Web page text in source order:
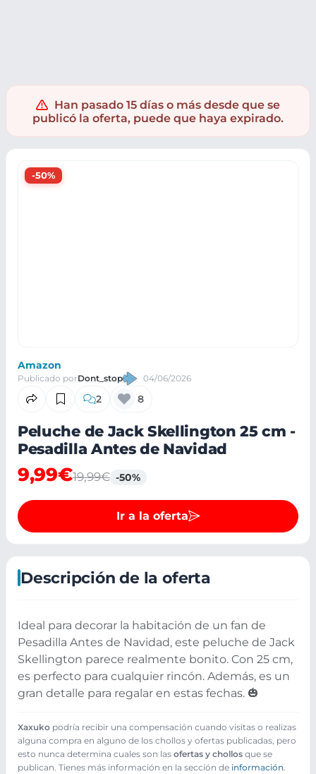
Han pasado 15 días o más desde que se
publicó la oferta, puede que haya expirado.
-50%
Amazon
Publicado porDont_stop 04/06/2026
2 8
Peluche de Jack Skellington 25 cm -
Pesadilla Antes de Navidad
9,99€19,99€ -50%
Ir a la oferta
Descripción de la oferta
Ideal para decorar la habitación de un fan de
Pesadilla Antes de Navidad, este peluche de Jack
Skellington parece realmente bonito. Con 25 cm,
es perfecto para cualquier rincón. Además, es un
gran detalle para regalar en estas fechas. 🎃
Xaxuko podría recibir una compensación cuando visitas o realizas
alguna compra en alguno de los chollos y ofertas publicadas, pero
esto nunca determina cuales son las ofertas y chollos que se
publican. Tienes más información en la sección de información.